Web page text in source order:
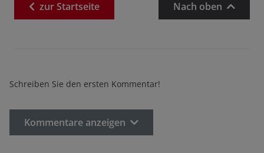
zurStartseite Nach oben
Schreiben Sie den ersten Kommentar!
Kommentare anzeigen